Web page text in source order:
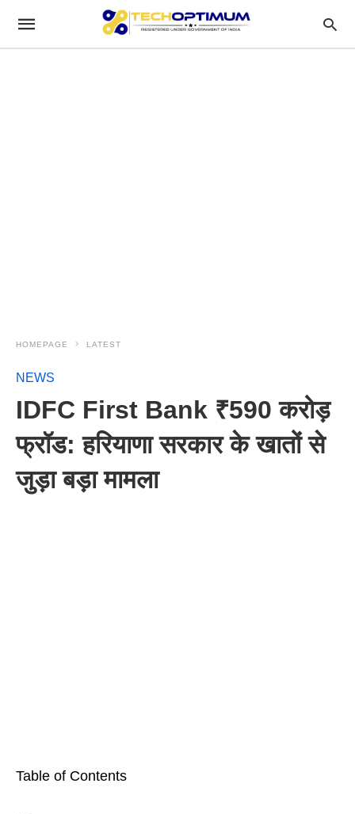
HOMEPAGE LATEST
NEWS
IDFC First Bank ₹590 करोड़
फ्रॉड: हरियाणा सरकार के खातों से
जुड़ा बड़ा मामला
Table of Contents